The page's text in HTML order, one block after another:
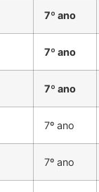
7º ano
7º ano
7º ano
7º ano
7º ano